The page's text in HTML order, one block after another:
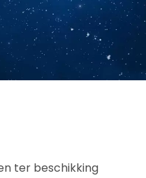
ter beschikking